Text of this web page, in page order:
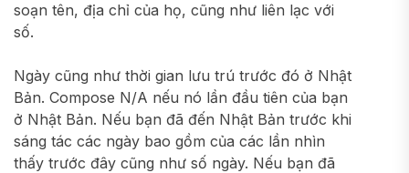
soạn tên, địa chỉ của họ, cũng như liên lạc với
số.
Ngày cũng như thời gian lưu trú trước đó ở Nhật
Bản. Compose N/A nếu nó lần đầu tiên của bạn
ở Nhật Bản. Nếu bạn đã đến Nhật Bản trước khi
sáng tác các ngày bao gồm của các lần nhìn
thấy trước đây cũng như số ngày. Nếu bạn đã